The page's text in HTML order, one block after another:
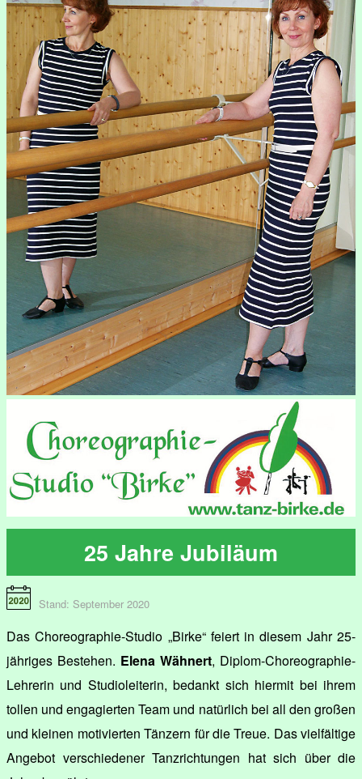
25 Jahre Jubiläum
Stand: September 2020
Das Choreographie-Studio „Birke“ feiert in diesem Jahr 25-
jähriges Bestehen. Elena Wähnert, Diplom-Choreographie-
Lehrerin und Studioleiterin, bedankt sich hiermit bei ihrem
tollen und engagierten Team und natürlich bei all den großen
und kleinen motivierten Tänzern für die Treue. Das vielfältige
Angebot verschiedener Tanzrichtungen hat sich über die